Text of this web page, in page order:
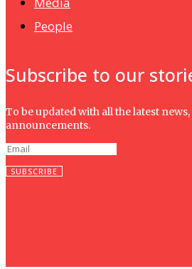
People
Subscribe to our
To be updated with all the latest
announcements.
SUBSCRIBE